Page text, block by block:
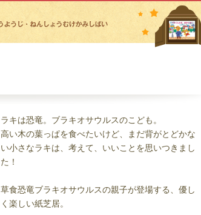
ラキは恐竜。ブラキオサウルスのこども。
高い木の葉っぱを食べたいけど、まだ背がとどかな
い小さなラキは、考えて、いいことを思いつきまし
た！
草食恐竜ブラキオサウルスの親子が登場する、優し
く楽しい紙芝居。